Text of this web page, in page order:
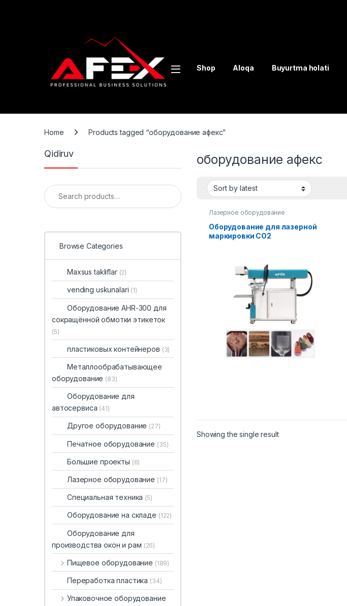
Shop Aloqa Buyurtma holati
Home Products tagged “оборудование афекс”
оборудование афекс
Лазерное оборудование
Оборудование для лазерной
маркировки CO2
Showing the single result
Qidiruv
Search for:
Browse Categories
Maxsus takliflar (2)
vending uskunalari (1)
Оборудование AHR-300 для
сокращённой обмотки этикеток
(5)
пластиковых контейнеров (3)
Металлообрабатывающее
оборудование (83)
Оборудование для
автосервиса (41)
Другое оборудование (27)
Печатное оборудование (35)
Большие проекты (6)
Лазерное оборудование (17)
Специальная техника (5)
Оборудование на складе (122)
Оборудование для
производства окон и рам (26)
Пищевое оборудование (189)
Переработка пластика (34)
Упаковочное оборудование